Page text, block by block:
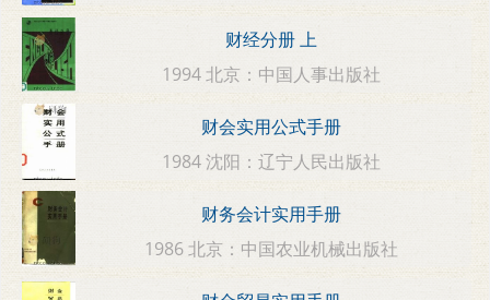
财经分册 上
1994 北京：中国人事出版社
财会实用公式手册
1984 沈阳：辽宁人民出版社
财务会计实用手册
1986 北京：中国农业机械出版社